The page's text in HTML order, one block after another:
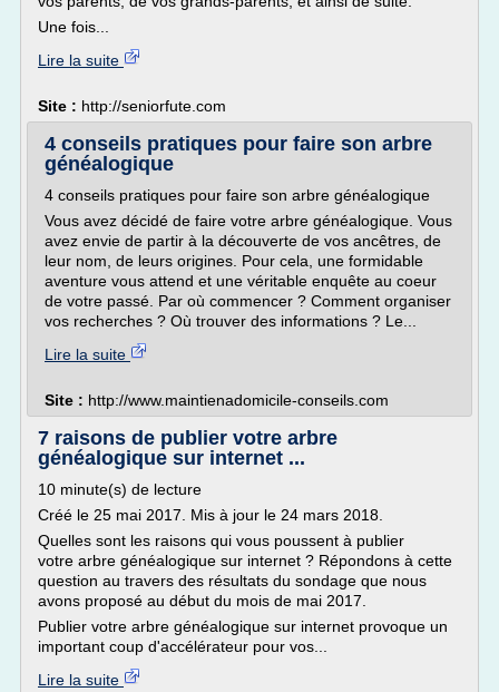
Une fois...
Lire la suite
Site : http://seniorfute.com
4 conseils pratiques pour faire son arbre
généalogique
4 conseils pratiques pour faire son arbre généalogique
Vous avez décidé de faire votre arbre généalogique. Vous
avez envie de partir à la découverte de vos ancêtres, de
leur nom, de leurs origines. Pour cela, une formidable
aventure vous attend et une véritable enquête au coeur
de votre passé. Par où commencer ? Comment organiser
vos recherches ? Où trouver des informations ? Le...
Lire la suite
Site : http://www.maintienadomicile-conseils.com
7 raisons de publier votre arbre
généalogique sur internet ...
10 minute(s) de lecture
Créé le 25 mai 2017. Mis à jour le 24 mars 2018.
Quelles sont les raisons qui vous poussent à publier
votre arbre généalogique sur internet ? Répondons à cette
question au travers des résultats du sondage que nous
avons proposé au début du mois de mai 2017.
Publier votre arbre généalogique sur internet provoque un
important coup d'accélérateur pour vos...
Lire la suite